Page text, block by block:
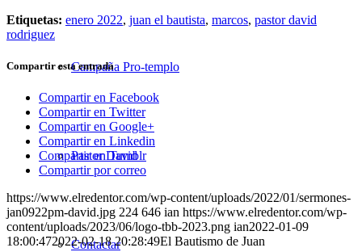
Campaña Pro-templo
Pastor David
Contactar
Etiquetas: enero 2022, juan el bautista, marcos, pastor david
rodriguez
Compartir esta entrada
Compartir en Facebook
Compartir en Twitter
Compartir en Google+
Compartir en Linkedin
Compartir en Tumblr
Compartir por correo
https://www.elredentor.com/wp-content/uploads/2022/01/sermones-
jan0922pm-david.jpg 224 646 ian https://www.elredentor.com/wp-
content/uploads/2023/06/logo-tbb-2023.png ian2022-01-09
18:00:472022-02-18 20:28:49El Bautismo de Juan